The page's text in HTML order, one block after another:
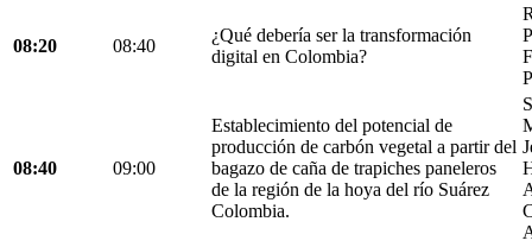
08:20 08:40
¿Qué debería ser la transformación
digital en Colombia?
08:40 09:00
Establecimiento del potencial de
producción de carbón vegetal a partir del
bagazo de caña de trapiches paneleros
de la región de la hoya del río Suárez
Colombia.